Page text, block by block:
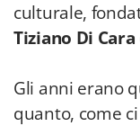
culturale,
Tiziano Di Cara
Gli anni erano
quanto, come